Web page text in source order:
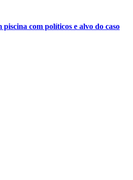
com políticos e alvo do caso